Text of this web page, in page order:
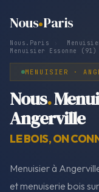
Nous Paris
Nous.Paris
Menuisier Essonne (91)
MENUISIER ·
Nous.
Angerville
LE BOIS, ON
Menuisier à
et menuiserie bois